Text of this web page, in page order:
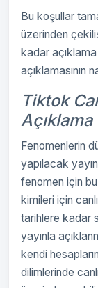
Bu koşullar
üzerinden
kadar
açıklamasının
Tiktok
Açıklama
Fenomenlerin
yapılacak
fenomen için
kimileri için
tarihlere kadar
yayınla
kendi
dilimlerinde